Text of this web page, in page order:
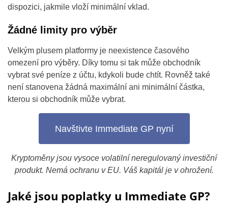
dispozici, jakmile vloží minimální vklad.
Žádné limity pro výběr
Velkým plusem platformy je neexistence časového
omezení pro výběry. Díky tomu si tak může obchodník
vybrat své peníze z účtu, kdykoli bude chtít. Rovněž také
není stanovena žádná maximální ani minimální částka,
kterou si obchodník může vybrat.
Navštivte Immediate GP nyní
Kryptoměny jsou vysoce volatilní neregulovaný investiční
produkt. Nemá ochranu v EU. Váš kapitál je v ohrožení.
Jaké jsou poplatky u Immediate GP?